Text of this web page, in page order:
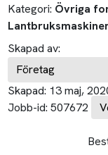
Kategori: Övriga
Skapad av:
Företag
Skapad: 13 maj,
Jobb-id: 507672